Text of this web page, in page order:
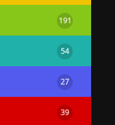
191
54
27
39